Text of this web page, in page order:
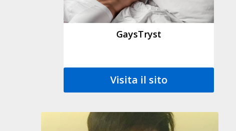
GaysTryst
Visita il sito